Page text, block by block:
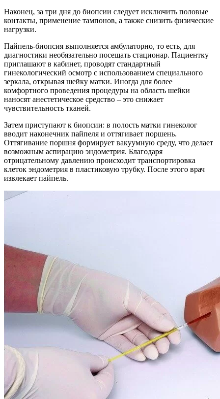
Наконец, за три дня до биопсии следует исключить половые
контакты, применение тампонов, а также снизить физические
нагрузки.
Пайпель-биопсия выполняется амбулаторно, то есть, для
диагностики необязательно посещать стационар. Пациентку
приглашают в кабинет, проводят стандартный
гинекологический осмотр с использованием специального
зеркала, открывая шейку матки. Иногда для более
комфортного проведения процедуры на область шейки
наносят анестетическое средство – это снижает
чувствительность тканей.
Затем приступают к биопсии: в полость матки гинеколог
вводит наконечник пайпеля и оттягивает поршень.
Оттягивание поршня формирует вакуумную среду, что делает
возможным аспирацию эндометрия. Благодаря
отрицательному давлению происходит транспортировка
клеток эндометрия в пластиковую трубку. После этого врач
извлекает пайпель.